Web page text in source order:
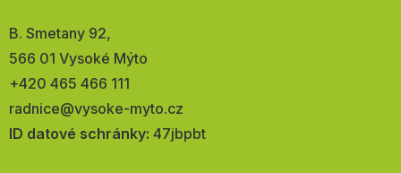
Adresa:
B. Smetany 92,
566 01 Vysoké Mýto
Telefon:
+420 465 466 111
E-
mail:
radnice@vysoke-myto.cz
ID datové schránky: 47jbpbt